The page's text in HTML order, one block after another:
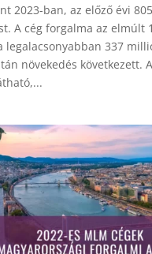
2023-ban, az előző évi
A cég forgalma az elmúlt
legalacsonyabban 337
növekedés következett.